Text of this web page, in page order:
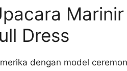
Dress
dengan model